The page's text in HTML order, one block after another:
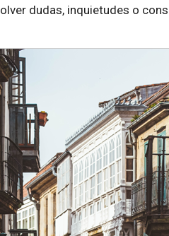
dudas, inquietudes o